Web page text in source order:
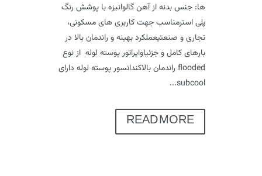
ها: جنس بدنه از آهن گالوانیزه با پوشش رنگ
پلی استرمناسب جهت کاربری های مسکونی،
تجاری و صنعتیعملکرد بهینه و راندمان بالا در
بارهای کامل و جزئیاواپراتور پوسته لوله از نوع
flooded راندمان بالاکندانسور پوسته لوله دارای
subcool...
READ MORE